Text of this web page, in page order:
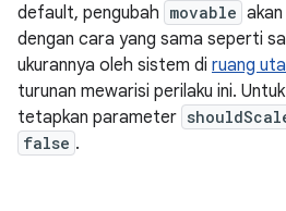
default, pengubah movable
dengan cara yang sama seperti
ukurannya oleh sistem di ruang
turunan mewarisi perilaku ini.
tetapkan parameter
false .